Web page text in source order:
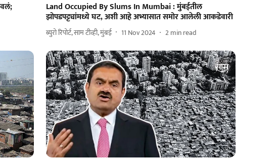
Land Occupied By Slums In Mumbai : मुंबईतील
झोपडपट्ट्यांमध्ये घट, अशी आहे अभ्यासात समोर आलेली आकडेवारी
ब्युरो रिपोर्ट, साम टीव्ही, मुंबई 11 Nov 2024 2min read